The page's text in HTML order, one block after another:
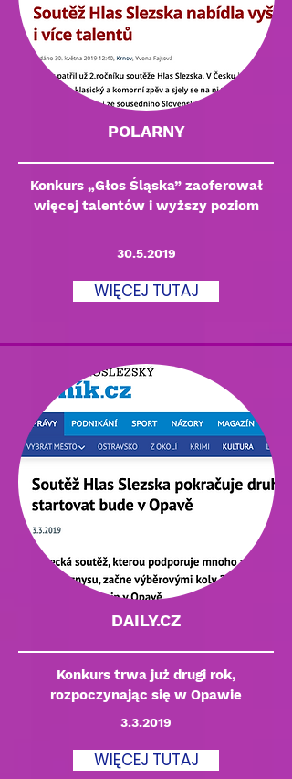
POLARNY
Konkurs „Głos Śląska” zaoferował
więcej talentów i wyższy poziom
30.5.2019
WIĘCEJ TUTAJ
DAILY.CZ
Konkurs trwa już drugi rok,
rozpoczynając się w Opawie
3.3.2019
WIĘCEJ TUTAJ